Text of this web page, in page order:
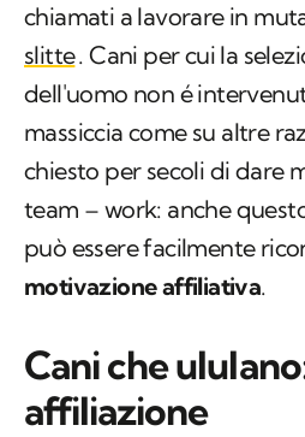
chiamati a lavorare in
slitte. Cani per cui la
dell'uomo non é
massiccia come su altre
chiesto per secoli di dare
team – work: anche
può essere facilmente
motivazione affiliativa.
Cani che
affiliazione